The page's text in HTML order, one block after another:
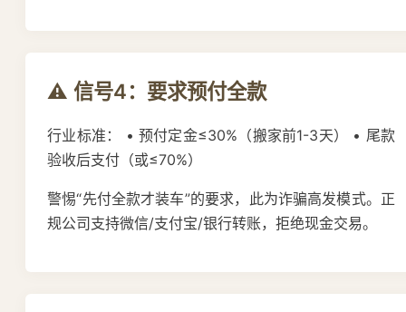
⚠️ 信号4：要求预付全款
行业标准： • 预付定金≤30%（搬家前1-3天） • 尾款
验收后支付（或≤70%）
警惕“先付全款才装车”的要求，此为诈骗高发模式。正
规公司支持微信/支付宝/银行转账，拒绝现金交易。